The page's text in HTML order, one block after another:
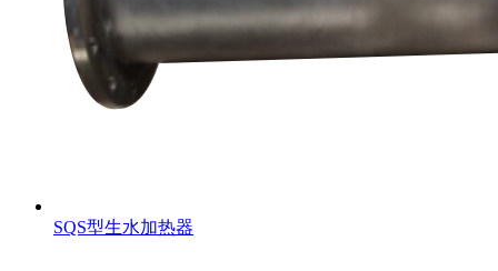
SQS型生水加热器